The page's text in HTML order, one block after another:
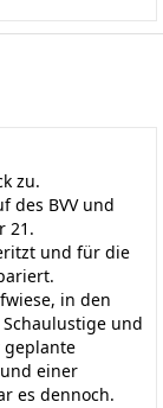
zu.
des BVV und
21.
und für die
in den
und
geplante
einer
es dennoch.